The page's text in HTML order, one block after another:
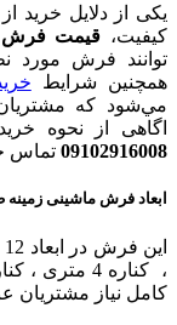
یکی از دلایل خرید
کیفیت، قیمت فرش
توانند فرش مورد
همچنین شرایط
مي‌شود که
اگاهی از نحوه
09102916008 تماس
ابعاد فرش ماشینی
کامل نیاز مشتریان